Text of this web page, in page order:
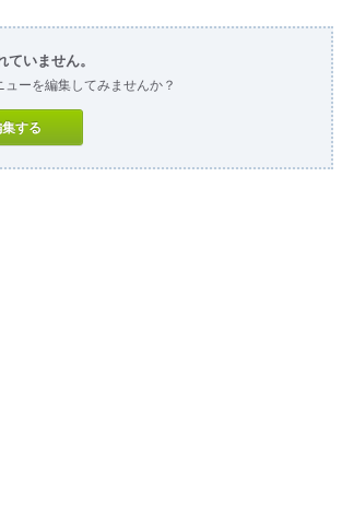
いません。
ーを編集してみませんか？
する